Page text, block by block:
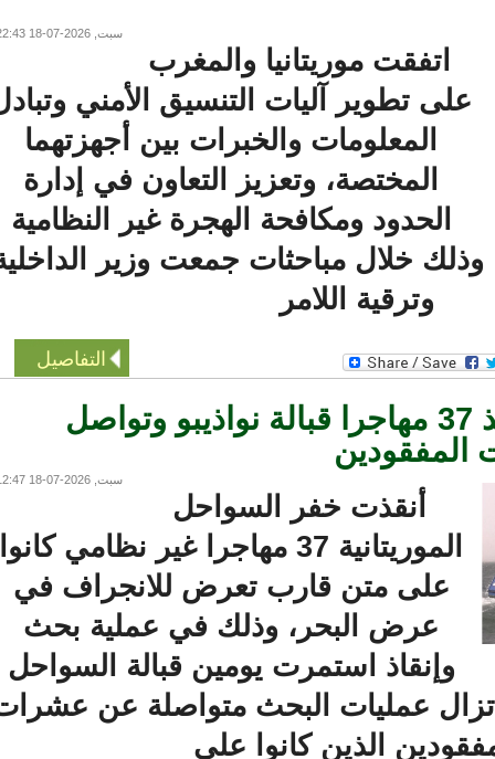
سبت, 2026-07-18 22:43
اتفقت موريتانيا والمغرب
على تطوير آليات التنسيق الأمني وتبادل
المعلومات والخبرات بين أجهزتهما
المختصة، وتعزيز التعاون في إدارة
الحدود ومكافحة الهجرة غير النظامية
خلال مباحثات جمعت وزير الداخلية
وترقية اللامر
التفاصيل
خفر السواحل تنقذ 37 مهاجرا قبالة نواذيبو وتواصل
سبت, 2026-07-18 12:47
أنقذت خفر السواحل
الموريتانية 37 مهاجرا غير نظامي كانوا
على متن قارب تعرض للانجراف في
عرض البحر، وذلك في عملية بحث
وإنقاذ استمرت يومين قبالة السواحل
تزال عمليات البحث متواصلة عن عشرات
الذين كانوا على